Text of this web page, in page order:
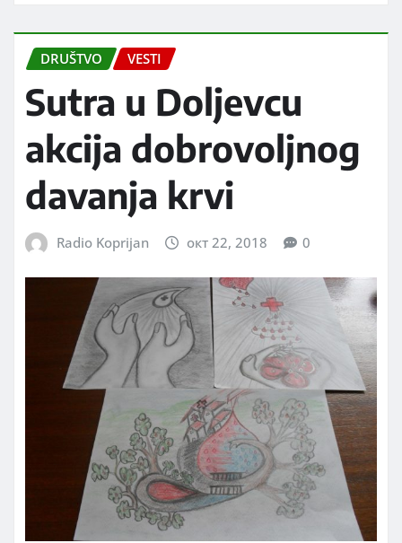
DRUŠTVO VESTI
Sutra u Doljevcu
akcija dobrovoljnog
davanja krvi
Radio Koprijan окт 22, 2018 0